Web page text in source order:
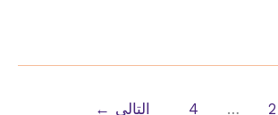
2
…
4 التالي ←